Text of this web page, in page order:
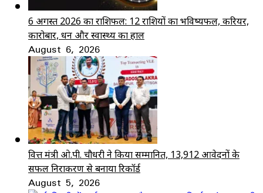
6 अगस्त 2026 का राशिफल: 12 राशियों का भविष्यफल, करियर,
कारोबार, धन और स्वास्थ्य का हाल
August 6, 2026
वित्त मंत्री ओ.पी. चौधरी ने किया सम्मानित, 13,912 आवेदनों के
सफल निराकरण से बनाया रिकॉर्ड
August 5, 2026